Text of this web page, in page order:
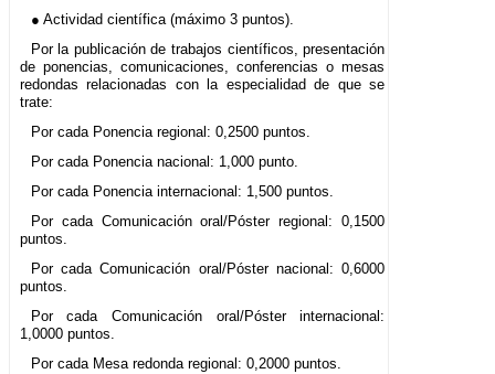
● Actividad científica (máximo 3 puntos).
Por la publicación de trabajos científicos, presentación
de ponencias, comunicaciones, conferencias o mesas
redondas relacionadas con la especialidad de que se
trate:
Por cada Ponencia regional: 0,2500 puntos.
Por cada Ponencia nacional: 1,000 punto.
Por cada Ponencia internacional: 1,500 puntos.
Por cada Comunicación oral/Póster regional: 0,1500
puntos.
Por cada Comunicación oral/Póster nacional: 0,6000
puntos.
Por cada Comunicación oral/Póster internacional:
1,0000 puntos.
Por cada Mesa redonda regional: 0,2000 puntos.